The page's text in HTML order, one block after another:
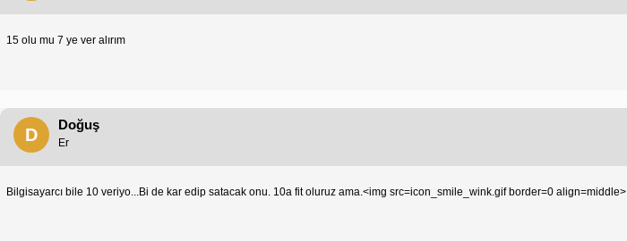
15 olu mu 7 ye ver alırım
D
Doğuş
Er
Bilgisayarcı bile 10 veriyo...Bi de kar edip satacak onu. 10a fit oluruz ama.<img src=icon_smile_wink.gif border=0 align=middle>